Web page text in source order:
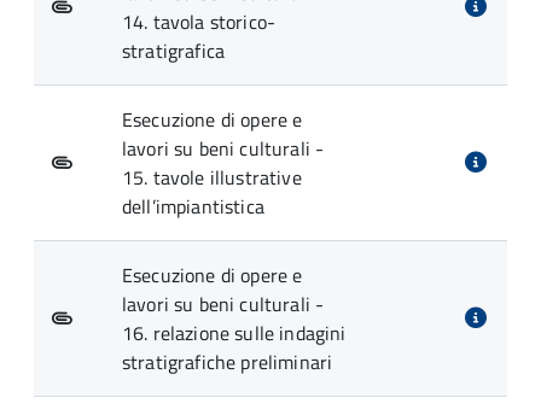
14. tavola storico-
stratigrafica
Esecuzione di opere e
lavori su beni culturali -
15. tavole illustrative
dell’impiantistica
Esecuzione di opere e
lavori su beni culturali -
16. relazione sulle indagini
stratigrafiche preliminari